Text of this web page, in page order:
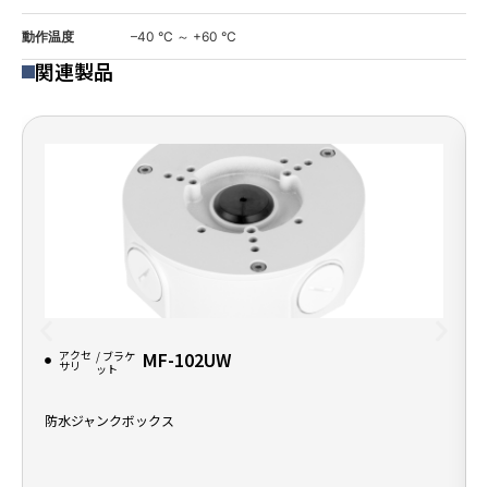
動作温度 –40 °C ～ +60 °C
関連製品
アクセ
サリ
/ ブラケ
ット
MF-102UW
防水ジャンクボックス